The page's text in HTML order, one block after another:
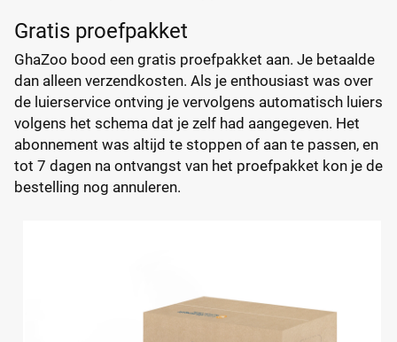
Gratis proefpakket
GhaZoo bood een gratis proefpakket aan. Je betaalde
dan alleen verzendkosten. Als je enthousiast was over
de luierservice ontving je vervolgens automatisch luiers
volgens het schema dat je zelf had aangegeven. Het
abonnement was altijd te stoppen of aan te passen, en
tot 7 dagen na ontvangst van het proefpakket kon je de
bestelling nog annuleren.